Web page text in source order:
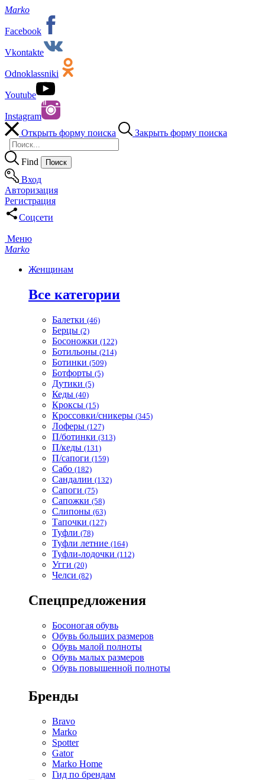
Marko
Facebook
Vkontakte
Odnoklassniki
Youtube
Instagram
Открыть форму поиска
Закрыть форму поиска
Find
Вход
Авторизация
Регистрация
Соцсети
Меню
Marko
Женщинам
Все категории
Балетки (46)
Берцы (2)
Босоножки (122)
Ботильоны (214)
Ботинки (509)
Ботфорты (5)
Дутики (5)
Кеды (40)
Кроксы (15)
Кроссовки/сникеры (345)
Лоферы (127)
П/ботинки (313)
П/кеды (131)
П/сапоги (159)
Сабо (182)
Сандалии (132)
Сапоги (75)
Сапожки (58)
Слипоны (63)
Тапочки (127)
Туфли (78)
Туфли летние (164)
Туфли-лодочки (112)
Угги (20)
Челси (82)
Спецпредложения
Босоногая обувь
Обувь больших размеров
Обувь малой полноты
Обувь малых размеров
Обувь повышенной полноты
Бренды
Bravo
Marko
Spotter
Gator
Marko Home
Гид по брендам